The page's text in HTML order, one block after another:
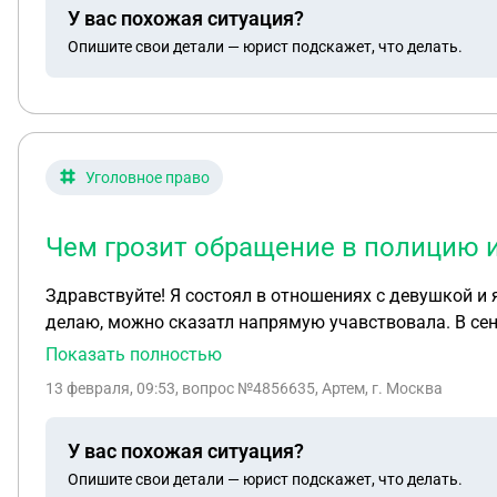
У вас похожая ситуация?
Опишите свои детали — юрист подскажет, что делать.
Уголовное право
Чем грозит обращение в полицию
Здравствуйте! Я состоял в отношениях с девушкой
делаю, можно сказатл напрямую учавствовала. В
когда я проигрывался, она давала свои вещи, если я
не давать, как бы я не упрашивал, так как я не
позже я смог договориться на месяц (сумма была
просил так больше не делать. Я все вернул в
Показать полностью
13 февраля, 09:53, вопрос №4856635, Артем, г. Москва
У вас похожая ситуация?
Опишите свои детали — юрист подскажет, что делать.